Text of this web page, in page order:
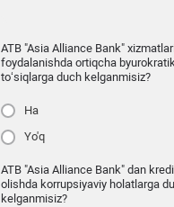
ATB "Asia Alliance Bank"
foydalanishda ortiqcha byurokratik
to‘siqlarga duch kelganmisiz?
Ha
Yo'q
ATB "Asia Alliance Bank" dan
olishda korrupsiyaviy holatlarga
kelganmisiz?